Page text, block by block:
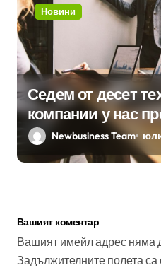
Новини
Седем от десет
компании у нас
работаNewbusiness Team
Вашият коментар
Вашият имейл адрес няма
Задължителните полета са